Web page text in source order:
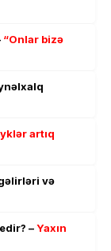
“Onlar bizə
artıq
və
–Yaxın